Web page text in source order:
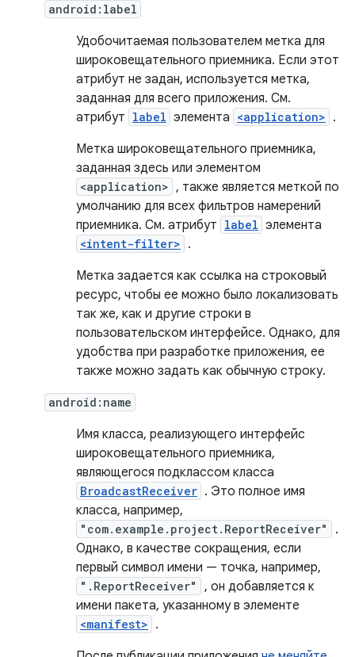
android:label
Удобочитаемая пользователем метка для
широковещательного приемника. Если этот
атрибут не задан, используется метка,
заданная для всего приложения. См.
атрибут label элемента <application> .
Метка широковещательного приемника,
заданная здесь или элементом
<application> , также является меткой по
умолчанию для всех фильтров намерений
приемника. См. атрибут label элемента
<intent-filter> .
Метка задается как ссылка на строковый
ресурс, чтобы ее можно было локализовать
так же, как и другие строки в
пользовательском интерфейсе. Однако, для
удобства при разработке приложения, ее
также можно задать как обычную строку.
android:name
Имя класса, реализующего интерфейс
широковещательного приемника,
являющегося подклассом класса
BroadcastReceiver . Это полное имя
класса, например,
"com.example.project.ReportReceiver"
.
Однако, в качестве сокращения, если
первый символ имени — точка, например,
".ReportReceiver"
, он добавляется к
имени пакета, указанному в элементе
<manifest> .